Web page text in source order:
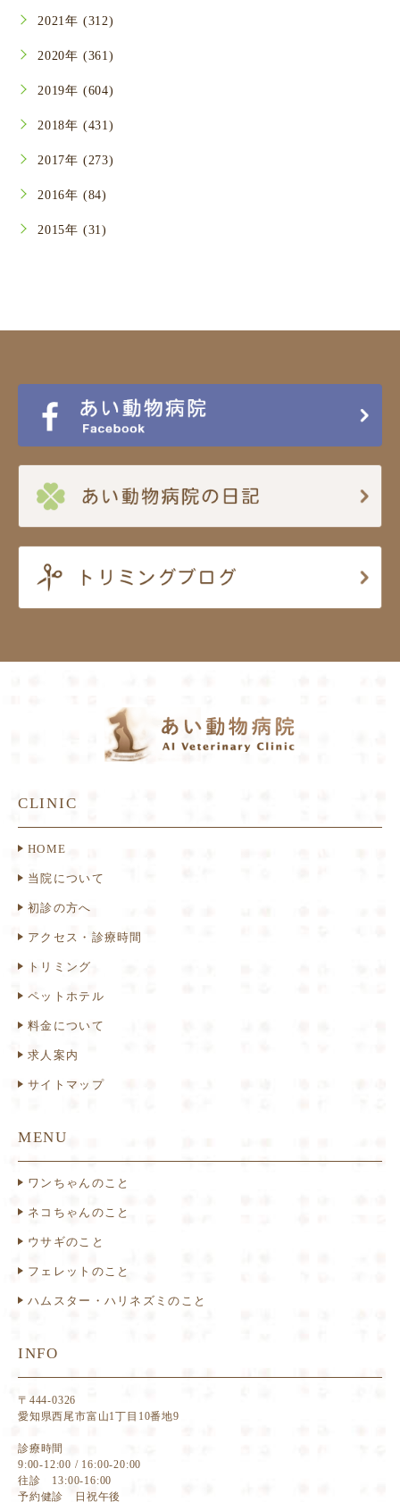
2021年 (312)
2020年 (361)
2019年 (604)
2018年 (431)
2017年 (273)
2016年 (84)
2015年 (31)
CLINIC
HOME
当院について
初診の方へ
アクセス・診療時間
トリミング
ペットホテル
料金について
求人案内
サイトマップ
MENU
ワンちゃんのこと
ネコちゃんのこと
ウサギのこと
フェレットのこと
ハムスター・ハリネズミのこと
INFO
〒444-0326
愛知県西尾市富山1丁目10番地9
診療時間
9:00-12:00 / 16:00-20:00
往診 13:00-16:00
予約健診 日祝午後